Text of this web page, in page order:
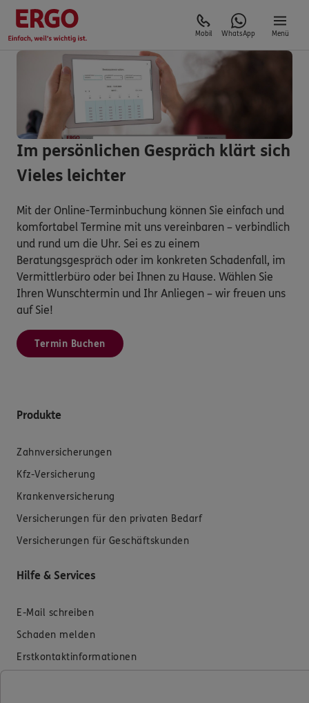
Mobil WhatsApp Menü
Im persönlichen Gespräch klärt sich
Vieles leichter
Mit der Online-Terminbuchung können Sie einfach und
komfortabel Termine mit uns vereinbaren – verbindlich
und rund um die Uhr. Sei es zu einem
Beratungsgespräch oder im konkreten Schadenfall, im
Vermittlerbüro oder bei Ihnen zu Hause. Wählen Sie
Ihren Wunschtermin und Ihr Anliegen – wir freuen uns
auf Sie!
Termin Buchen
Produkte
Zahnversicherungen
Kfz-Versicherung
Krankenversicherung
Versicherungen für den privaten Bedarf
Versicherungen für Geschäftskunden
Hilfe & Services
E-Mail schreiben
Schaden melden
Erstkontaktinformationen